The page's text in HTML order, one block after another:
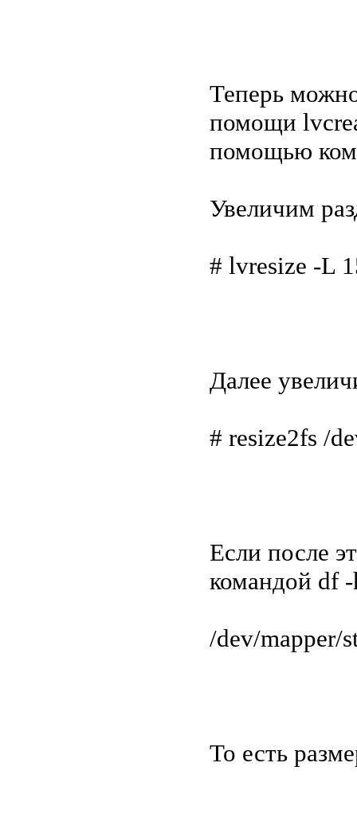
Теперь
помощи
помощью
Увеличим
# lvresize -L
Далее
# resize2fs /
Если после
командой df
/dev/mapper/
То есть